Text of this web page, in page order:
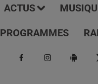
ACTUS
PROGRAMMES